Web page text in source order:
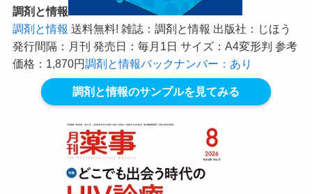
調剤と情報
調剤と情報 送料無料! 雑誌：調剤と情報 出版社：じほう
発行間隔：月刊 発売日：毎月1日 サイズ：A4変形判 参考
価格：1,870円調剤と情報バックナンバー：あり
調剤と情報のサンプルを見てみる